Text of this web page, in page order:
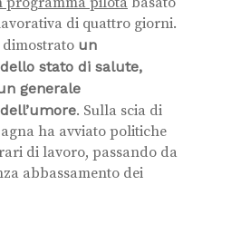
di quattro giorni.
un
stato di salute,
generale
. Sulla scia di
ha avviato politiche
di lavoro, passando da
abbassamento dei